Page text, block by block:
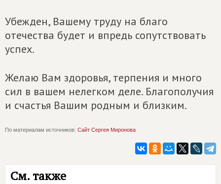
Убежден, Вашему труду на благо
отечества будет и впредь сопутствовать
успех.
Желаю Вам здоровья, терпения и много
сил в вашем нелегком деле. Благополучия
и счастья Вашим родным и близким.
По материалам источников: Сайт Сергея Миронова
См. также